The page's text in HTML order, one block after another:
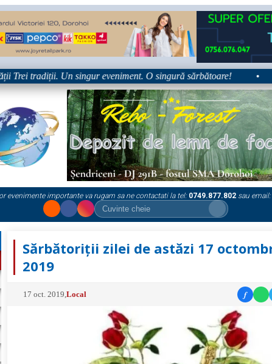
Un singur eveniment. O singură sărbătoare!
evenimente importante va rugam sa ne contactati la tel: 0749.877.802 sau email:
Sărbătoriții zilei de astăzi 17
2019
17 oct. 2019 ,Local f